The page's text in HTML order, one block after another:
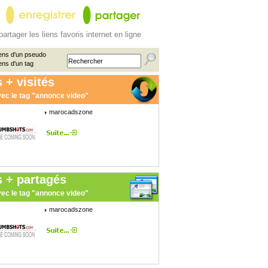
les liens favoris internet en ligne
d'un pseudo
d'un tag
+ visités
le tag "annonce video"
marocadszone
+ partagés
le tag "annonce video"
marocadszone